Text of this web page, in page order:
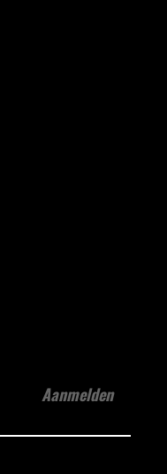
Aanmelden